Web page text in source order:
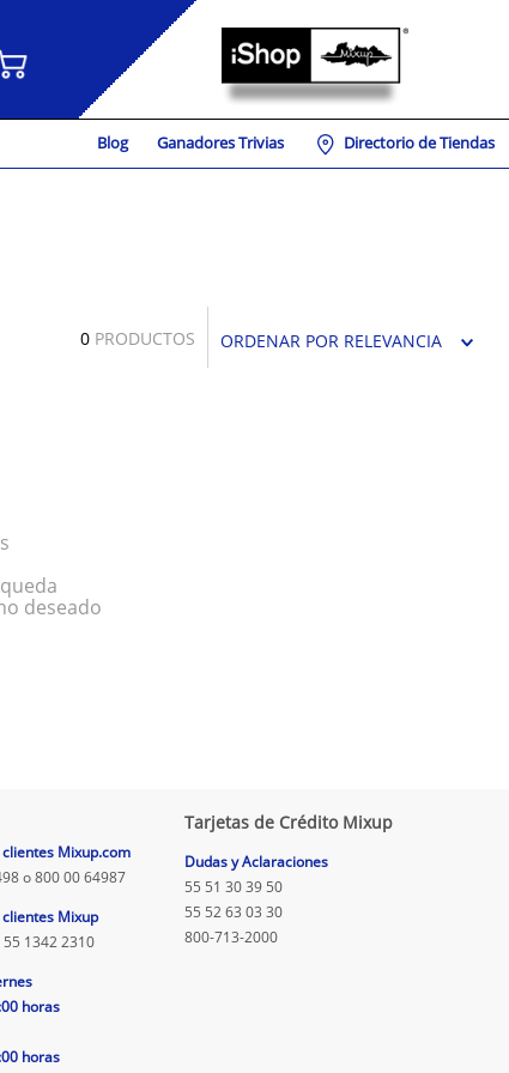
Blog Ganadores Trivias Directorio de Tiendas
0 PRODUCTOS ORDENAR POR RELEVANCIA
deseado
Mixup.com
o 800 00 64987
Mixup
1342 2310
horas
horas
Tarjetas de Crédito Mixup
Dudas y Aclaraciones
55 51 30 39 50
55 52 63 03 30
800-713-2000